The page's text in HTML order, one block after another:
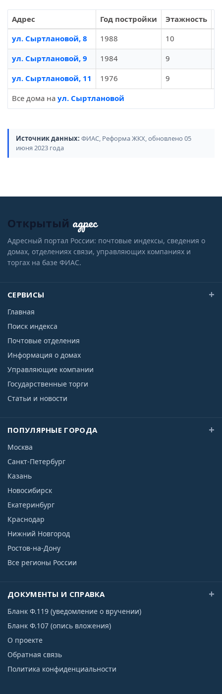
Адрес Год постройки Этажность
ул. Сыртлановой, 8
1988 10
ул. Сыртлановой, 9
1984 9
ул. Сыртлановой, 11
1976 9
Все дома на ул. Сыртлановой
Источник данных: ФИАС, Реформа ЖКХ, обновлено 05
июня 2023 года
Открытый адрес
Адресный портал России: почтовые индексы, сведения о
домах, отделениях связи, управляющих компаниях и
торгах на базе ФИАС.
СЕРВИСЫ
Главная
Поиск индекса
Почтовые отделения
Информация о домах
Управляющие компании
Государственные торги
Статьи и новости
ПОПУЛЯРНЫЕ ГОРОДА
Москва
Санкт-Петербург
Казань
Новосибирск
Екатеринбург
Краснодар
Нижний Новгород
Ростов-на-Дону
Все регионы России
ДОКУМЕНТЫ И СПРАВКА
Бланк Ф.119 (уведомление о вручении)
Бланк Ф.107 (опись вложения)
О проекте
Обратная связь
Политика конфиденциальности